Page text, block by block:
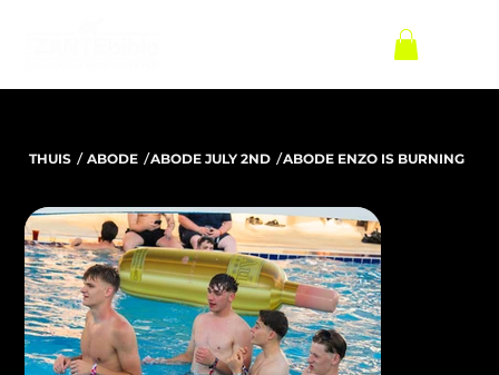
THUIS / ABODE /ABODE JULY 2ND /ABODE ENZO IS BURNING